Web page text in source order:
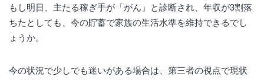
もし明日、主たる稼ぎ手が「がん」と診断され、年収が3割落
ちたとしても、今の貯蓄で家族の生活水準を維持できるでし
ょうか。
今の状況で少しでも迷いがある場合は、第三者の視点で現状